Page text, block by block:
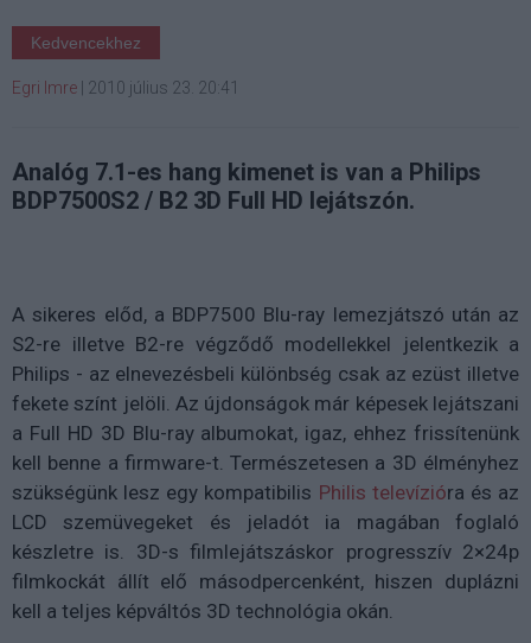
Kedvencekhez
Egri Imre 2010 július 23. 20:41
Analóg 7.1-es hang kimenet is van a Philips
BDP7500S2 / B2 3D Full HD lejátszón.
A sikeres előd, a BDP7500 Blu-ray lemezjátszó után az
S2-re illetve B2-re végződő modellekkel jelentkezik a
Philips - az elnevezésbeli különbség csak az ezüst illetve
fekete színt jelöli. Az újdonságok már képesek lejátszani
a Full HD 3D Blu-ray albumokat, igaz, ehhez frissítenünk
kell benne a firmware-t. Természetesen a 3D élményhez
szükségünk lesz egy kompatibilis Philis televízióra és az
LCD szemüvegeket és jeladót ia magában foglaló
készletre is. 3D-s filmlejátszáskor progresszív 2×24p
filmkockát állít elő másodpercenként, hiszen duplázni
kell a teljes képváltós 3D technológia okán.